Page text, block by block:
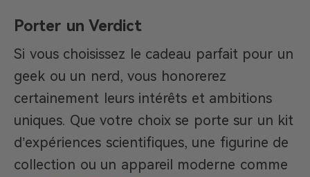
Porter un Verdict
Si vous choisissez le cadeau parfait pour un
geek ou un nerd, vous honorerez
certainement leurs intérêts et ambitions
uniques. Que votre choix se porte sur un kit
d’expériences scientifiques, une figurine de
collection ou un appareil moderne comme